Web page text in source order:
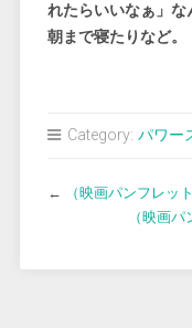
れたらいいなぁ」な
朝まで寝たりなど。
Category: パワー
←
（映画パンフレッ
（映画